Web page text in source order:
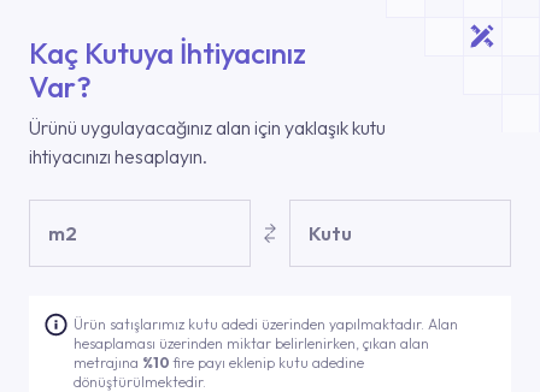
Kaç Kutuya İhtiyacınız
Var?
Ürünü uygulayacağınız alan için yaklaşık kutu
ihtiyacınızı hesaplayın.
m2 Kutu
Ürün satışlarımız kutu adedi üzerinden yapılmaktadır. Alan
hesaplaması üzerinden miktar belirlenirken, çıkan alan
metrajına %10fire payı eklenip kutu adedine
dönüştürülmektedir.